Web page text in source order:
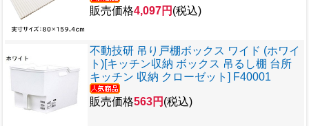
販売価格4,097円 (税込)
不動技研 吊り戸棚ボックス ワイド (ホワイ
ト)[キッチン収納 ボックス 吊るし棚 台所
キッチン 収納 クローゼット] F40001
販売価格563円 (税込)